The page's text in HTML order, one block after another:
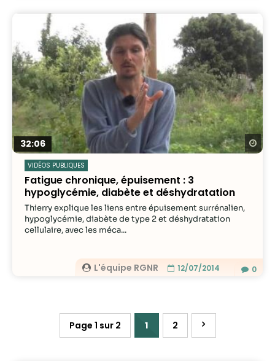
32:06
VIDÉOS PUBLIQUES
Fatigue chronique, épuisement : 3
hypoglycémie, diabète et déshydratation
L'équipe RGNR 12/07/2014
Thierry explique les liens entre épuisement surrénalien,
hypoglycémie, diabète de type 2 et déshydratation
cellulaire, avec les méca...
0
Page 1 sur 2 1 2